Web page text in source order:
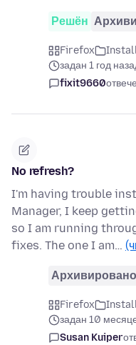
Решён
Firefox
задан 1 год
fixit9660
No refresh?
I'm having trouble
Manager, I keep
so I am running
fixes. The one I am…
Архивировано
Firefox
задан 10
Susan Kuiper